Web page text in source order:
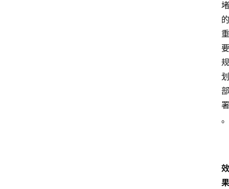
堵
的
重
要
规
划
部
署
。
效
果